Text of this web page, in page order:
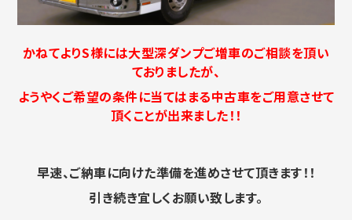
かねてよりS様には大型深ダンプご増車のご相談を頂い
ておりましたが、
ようやくご希望の条件に当てはまる中古車をご用意させて
頂くことが出来ました！！
早速、ご納車に向けた準備を進めさせて頂きます！！
引き続き宜しくお願い致します。